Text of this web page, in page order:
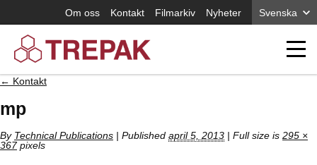
Om oss Kontakt Filmarkiv Nyheter Svenska
← Kontakt
mp
By Technical Publications | Published april 5, 2013 | Full size is 295 ×
367pixels